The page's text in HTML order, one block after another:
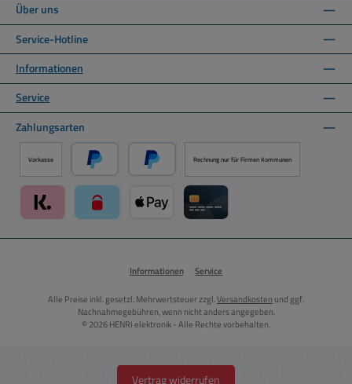
Über uns
Service-Hotline
Informationen
Service
Zahlungsarten
Vorkasse
PayPal Später Bezahlen über PayPal
Rechnung nur für Firmen Kommunen
Informationen Service
Alle Preise inkl. gesetzl. Mehrwertsteuer zzgl.Versandkosten und ggf.
Nachnahmegebühren, wenn nicht anders angegeben.
© 2026 HENRI elektronik - Alle Rechte vorbehalten.
Vertrag widerrufen